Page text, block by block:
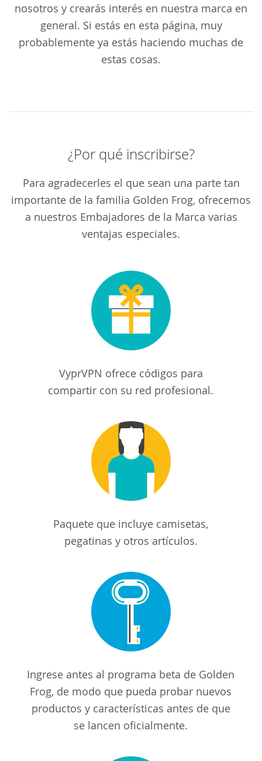
nosotros y crearás interés en nuestra marca en
general. Si estás en esta página, muy
probablemente ya estás haciendo muchas de
estas cosas.
¿Por qué inscribirse?
Para agradecerles el que sean una parte tan
importante de la familia Golden Frog, ofrecemos
a nuestros Embajadores de la Marca varias
ventajas especiales.
VyprVPN ofrece códigos para
compartir con su red profesional.
Paquete que incluye camisetas,
pegatinas y otros artículos.
Ingrese antes al programa beta de Golden
Frog, de modo que pueda probar nuevos
productos y características antes de que
se lancen oficialmente.